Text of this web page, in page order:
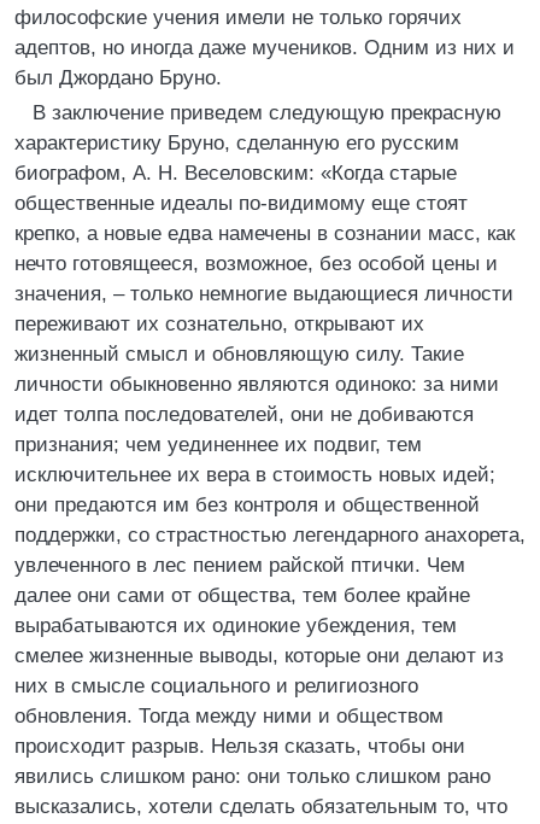
философские учения имели не только горячих
адептов, но иногда даже мучеников. Одним из них и
был Джордано Бруно.
В заключение приведем следующую прекрасную
характеристику Бруно, сделанную его русским
биографом, А. Н. Веселовским: «Когда старые
общественные идеалы по-видимому еще стоят
крепко, а новые едва намечены в сознании масс, как
нечто готовящееся, возможное, без особой цены и
значения, – только немногие выдающиеся личности
переживают их сознательно, открывают их
жизненный смысл и обновляющую силу. Такие
личности обыкновенно являются одиноко: за ними
идет толпа последователей, они не добиваются
признания; чем уединеннее их подвиг, тем
исключительнее их вера в стоимость новых идей;
они предаются им без контроля и общественной
поддержки, со страстностью легендарного анахорета,
увлеченного в лес пением райской птички. Чем
далее они сами от общества, тем более крайне
вырабатываются их одинокие убеждения, тем
смелее жизненные выводы, которые они делают из
них в смысле социального и религиозного
обновления. Тогда между ними и обществом
происходит разрыв. Нельзя сказать, чтобы они
явились слишком рано: они только слишком рано
высказались, хотели сделать обязательным то, что